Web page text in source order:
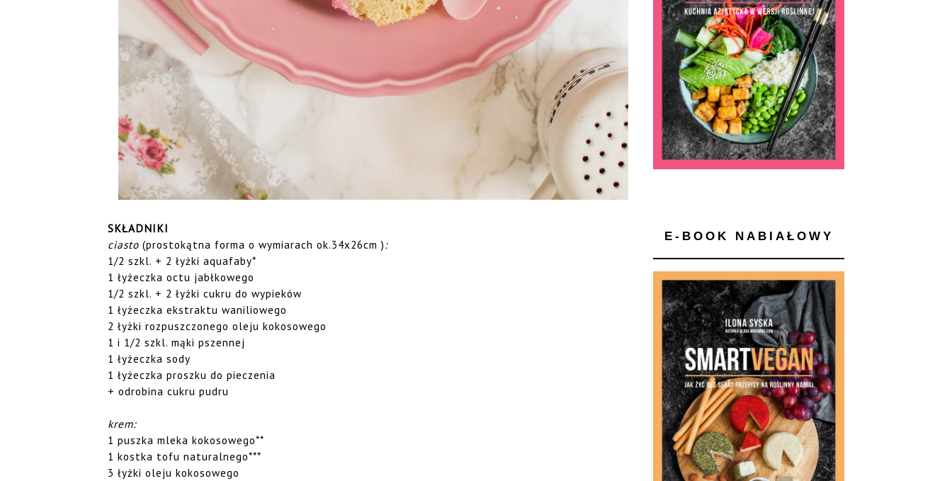
SKŁADNIKI
ciasto (prostokątna forma o wymiarach ok.34x26cm ):
1/2 szkl. + 2 łyżki aquafaby*
1 łyżeczka octu jabłkowego
1/2 szkl. + 2 łyżki cukru do wypieków
1 łyżeczka ekstraktu waniliowego
2 łyżki rozpuszczonego oleju kokosowego
1 i 1/2 szkl. mąki pszennej
1 łyżeczka sody
1 łyżeczka proszku do pieczenia
+ odrobina cukru pudru
krem:
1 puszka mleka kokosowego**
1 kostka tofu naturalnego***
3 łyżki oleju kokosowego
E-BOOK NABIAŁOWY